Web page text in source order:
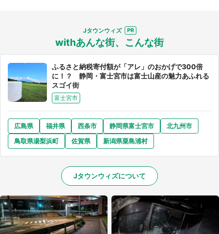
選択する
Jタウンウィズ
withあんな街、こんな街
ふるさと納税寄付額が「アレ」のおかげで300倍
に！？ 静岡・富士宮市は富士山産の魅力あふれる
スゴイ街
富士宮市
広島県 福井県 西条市 静岡県富士宮市
北九州市
鳥取県湯梨浜町
佐賀県 新潟県粟島浦村
Jタウンウィズについて